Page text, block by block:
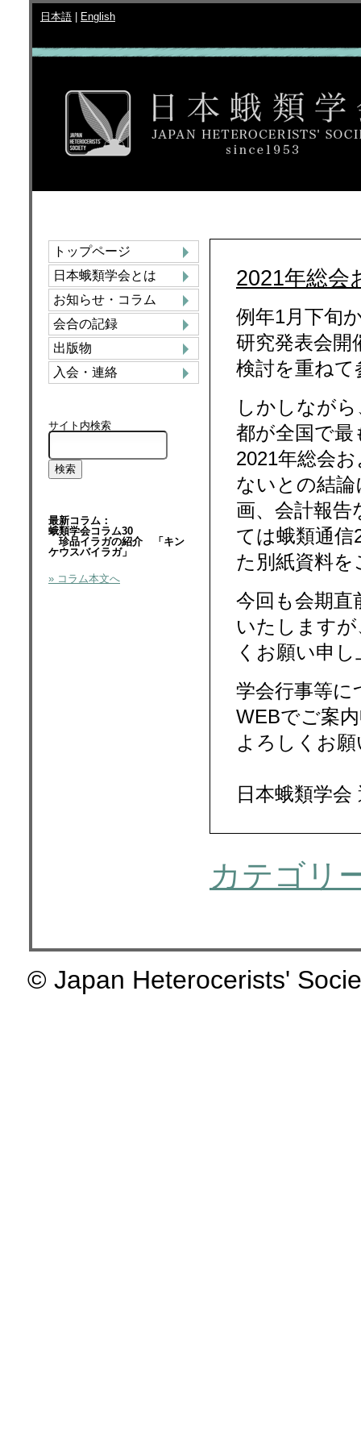
日本語 English
トップページ
日本蛾類学会とは
お知らせ・コラム
会合の記録
出版物
入会・連絡
サイト内検索
最新コラム：
蛾類学会コラム30
珍品イラガの紹介 「キン
ケウスバイラガ」
» コラム本文へ
2021年総会
例年1月下旬
研究発表会開
検討を重ね
しかしなが
都が全国で
2021年総会
ないとの結
画、会計報
ては蛾類通信
た別紙資料
今回も会期
いたします
くお願い申
学会行事等に
WEBでご案
よろしくお
日本蛾類学会
カテゴリ
© Japan Heterocerists'